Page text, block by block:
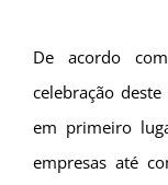
De acordo
celebração
em primeiro
empresas até